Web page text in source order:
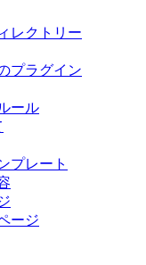
レクトリー
プラグイン
ール
プレート
ージ